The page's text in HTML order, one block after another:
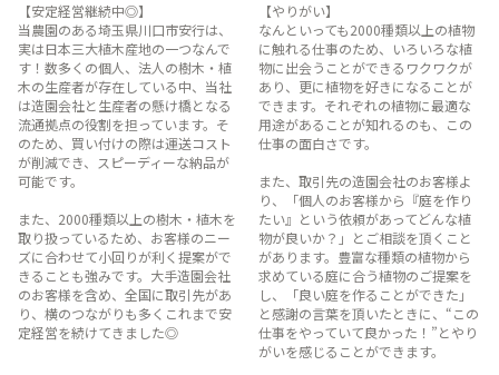
【安定経営継続中◎】
当農園のある埼玉県川口市安行は、
実は日本三大植木産地の一つなんで
す！数多くの個人、法人の樹木・植
木の生産者が存在している中、当社
は造園会社と生産者の懸け橋となる
流通拠点の役割を担っています。そ
のため、買い付けの際は運送コスト
が削減でき、スピーディーな納品が
可能です。
また、2000種類以上の樹木・植木を
取り扱っているため、お客様のニー
ズに合わせて小回りが利く提案がで
きることも強みです。大手造園会社
のお客様を含め、全国に取引先があ
り、横のつながりも多くこれまで安
定経営を続けてきました◎
【やりがい】
なんといっても2000種類以上の植物
に触れる仕事のため、いろいろな植
物に出会うことができるワクワクが
あり、更に植物を好きになることが
できます。それぞれの植物に最適な
用途があることが知れるのも、この
仕事の面白さです。
また、取引先の造園会社のお客様よ
り、「個人のお客様から『庭を作り
たい』という依頼があってどんな植
物が良いか？」とご相談を頂くこと
があります。豊富な種類の植物から
求めている庭に合う植物のご提案を
し、「良い庭を作ることができた」
と感謝の言葉を頂いたときに、“この
仕事をやっていて良かった！”とやり
がいを感じることができます。